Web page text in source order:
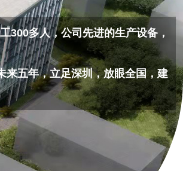
多人，公司先进的生产设备，
五年，立足深圳，放眼全国，建